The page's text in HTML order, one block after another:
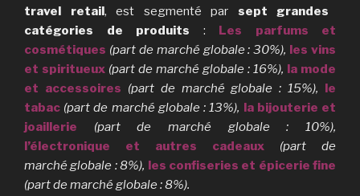
travel retail, est segmenté par sept grandes
catégories de produits : Les parfums et
cosmétiques (part de marché globale : 30%), les vins
et spiritueux (part de marché globale : 16%), la mode
et accessoires (part de marché globale : 15%), le
tabac (part de marché globale : 13%), la bijouterie et
joaillerie
(part de marché globale : 10%),
l’électronique et autres cadeaux
(part de
marché globale : 8%), les confiseries et épicerie fine
(part de marché globale : 8%).